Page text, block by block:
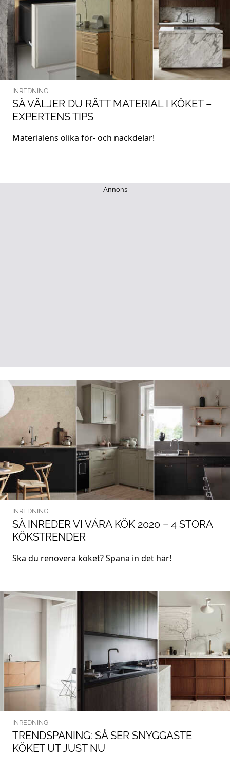
INREDNING
SÅ VÄLJER DU RÄTT MATERIAL I KÖKET –
EXPERTENS TIPS
Materialens olika för- och nackdelar!
Annons
INREDNING
SÅ INREDER VI VÅRA KÖK 2020 – 4 STORA
KÖKSTRENDER
Ska du renovera köket? Spana in det här!
INREDNING
TRENDSPANING: SÅ SER SNYGGASTE
KÖKET UT JUST NU